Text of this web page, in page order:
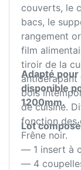
couverts, le
bacs, le
rangement
film
tiroir de la
antidérapant
bois
de cuisine.
fonction des
Frêne noir.
Adapté
disponible
1200mm.
Lot
— 1 insert à
— 4